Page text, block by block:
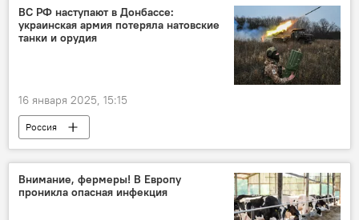
Колумнисты
ВС РФ наступают в Донбассе:
украинская армия потеряла натовские
танки и орудия
16 января 2025, 15:15
Россия
Операция по демилитаризации Украины
Украина
Минобороны РФ
военная операция
военная техника
Внимание, фермеры! В Европу
проникла опасная инфекция